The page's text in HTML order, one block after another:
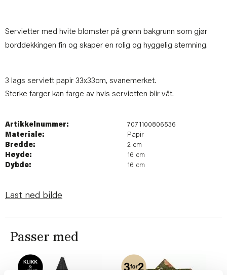
Servietter med hvite blomster på grønn bakgrunn som gjør
borddekkingen fin og skaper en rolig og hyggelig stemning.
3 lags serviett papir 33x33cm, svanemerket.
Sterke farger kan farge av hvis servietten blir våt.
Artikkelnummer:
7071100806536
Materiale:
Papir
Bredde:
2 cm
Høyde:
16 cm
Dybde:
16 cm
Last ned bilde
Passer med